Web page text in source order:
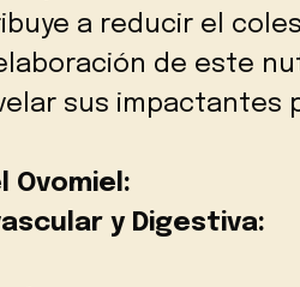
a reducir el
de este
sus impactantes
Ovomiel:
y Digestiva: